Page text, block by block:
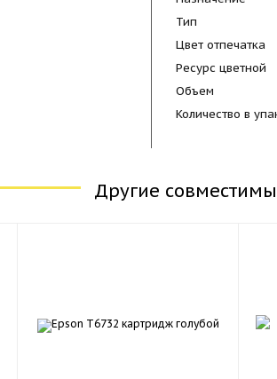
Тип
Цвет отпечатка
Ресурс цветной
Объем
Количество в
Другие